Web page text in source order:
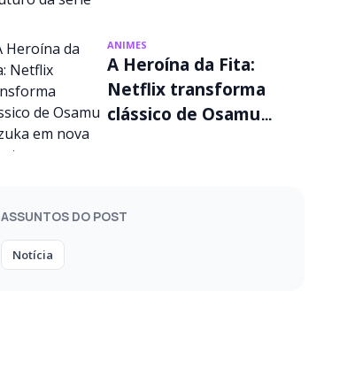
ANIMES
A Heroína da Fita:
Netflix transforma
clássico de Osamu
ASSUNTOS DO POST
Notícia